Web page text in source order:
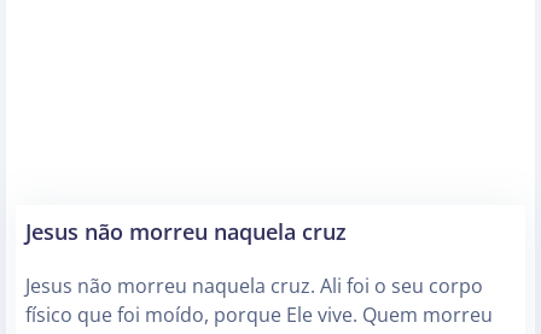
Jesus não morreu naquela cruz
Jesus não morreu naquela cruz. Ali foi o seu corpo
físico que foi moído, porque Ele vive. Quem morreu